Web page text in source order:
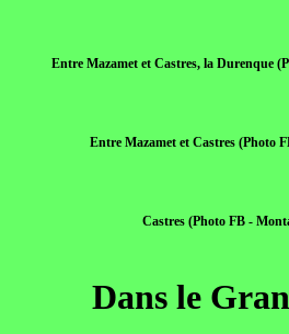
Entre Mazamet et Castres, la Durenque
Entre Mazamet et Castres (Photo
Castres (Photo FB -
Dans le